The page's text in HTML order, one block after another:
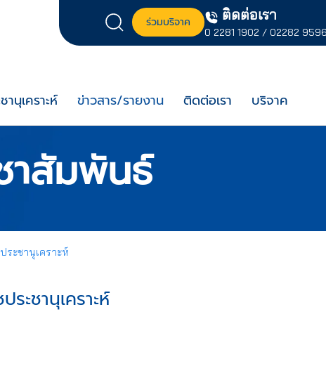
ร่วมบริจาค ติดต่อเรา
0 2281 1902 / 02282
านุเคราะห์ ข่าวสาร/รายงาน ติดต่อเรา บริจาค
าสัมพันธ์
ระชานุเคราะห์
ะชานุเคราะห์